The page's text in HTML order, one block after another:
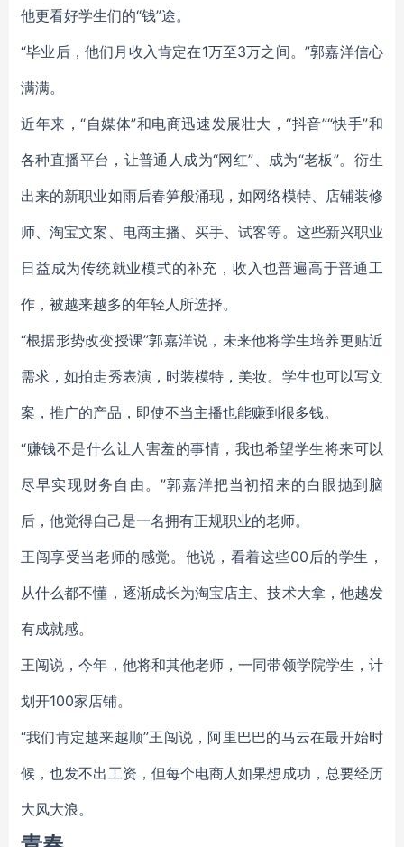
他更看好学生们的“钱”途。
“毕业后，他们月收入肯定在1万至3万之间。”郭嘉洋信心
满满。
近年来，“自媒体”和电商迅速发展壮大，“抖音”“快手”和
各种直播平台，让普通人成为“网红”、成为“老板”。衍生
出来的新职业如雨后春笋般涌现，如网络模特、店铺装修
师、淘宝文案、电商主播、买手、试客等。这些新兴职业
日益成为传统就业模式的补充，收入也普遍高于普通工
作，被越来越多的年轻人所选择。
“根据形势改变授课”郭嘉洋说，未来他将学生培养更贴近
需求，如拍走秀表演，时装模特，美妆。学生也可以写文
案，推广的产品，即使不当主播也能赚到很多钱。
“赚钱不是什么让人害羞的事情，我也希望学生将来可以
尽早实现财务自由。”郭嘉洋把当初招来的白眼抛到脑
后，他觉得自己是一名拥有正规职业的老师。
王闯享受当老师的感觉。他说，看着这些00后的学生，
从什么都不懂，逐渐成长为淘宝店主、技术大拿，他越发
有成就感。
王闯说，今年，他将和其他老师，一同带领学院学生，计
划开100家店铺。
“我们肯定越来越顺”王闯说，阿里巴巴的马云在最开始时
候，也发不出工资，但每个电商人如果想成功，总要经历
大风大浪。